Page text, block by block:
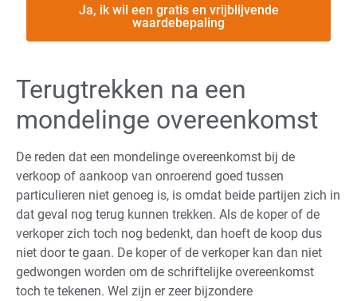
Ja, ik wil een gratis en vrijblijvende
waardebepaling
Terugtrekken na een
mondelinge overeenkomst
De reden dat een mondelinge overeenkomst bij de
verkoop of aankoop van onroerend goed tussen
particulieren niet genoeg is, is omdat beide partijen zich in
dat geval nog terug kunnen trekken. Als de koper of de
verkoper zich toch nog bedenkt, dan hoeft de koop dus
niet door te gaan. De koper of de verkoper kan dan niet
gedwongen worden om de schriftelijke overeenkomst
toch te tekenen. Wel zijn er zeer bijzondere